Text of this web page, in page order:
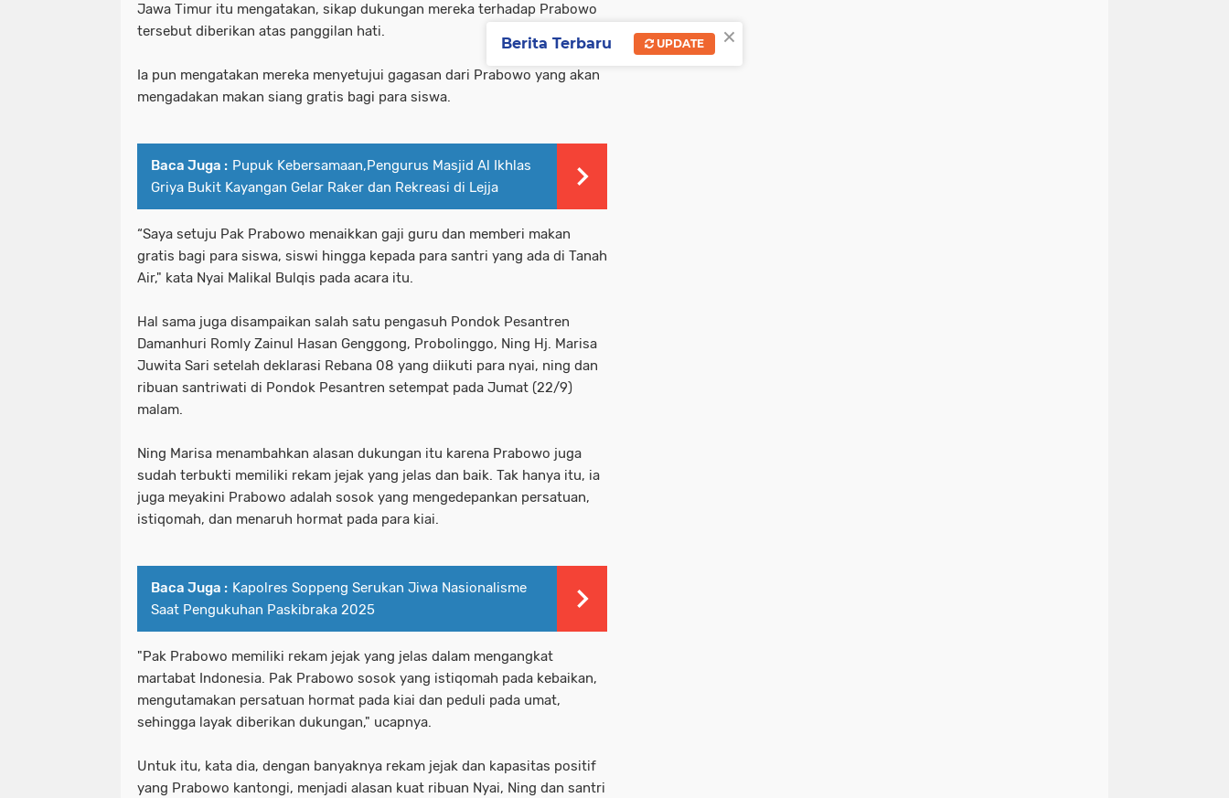
Jawa Timur itu mengatakan, sikap dukungan mereka terhadap Prabowo
tersebut diberikan atas panggilan hati.
Ia pun mengatakan mereka menyetujui gagasan dari Prabowo yang akan
mengadakan makan siang gratis bagi para siswa.
Baca Juga : Pupuk Kebersamaan,Pengurus Masjid Al Ikhlas
Griya Bukit Kayangan Gelar Raker dan Rekreasi di Lejja
“Saya setuju Pak Prabowo menaikkan gaji guru dan memberi makan
gratis bagi para siswa, siswi hingga kepada para santri yang ada di Tanah
Air," kata Nyai Malikal Bulqis pada acara itu.
Hal sama juga disampaikan salah satu pengasuh Pondok Pesantren
Damanhuri Romly Zainul Hasan Genggong, Probolinggo, Ning Hj. Marisa
Juwita Sari setelah deklarasi Rebana 08 yang diikuti para nyai, ning dan
ribuan santriwati di Pondok Pesantren setempat pada Jumat (22/9)
malam.
Ning Marisa menambahkan alasan dukungan itu karena Prabowo juga
sudah terbukti memiliki rekam jejak yang jelas dan baik. Tak hanya itu, ia
juga meyakini Prabowo adalah sosok yang mengedepankan persatuan,
istiqomah, dan menaruh hormat pada para kiai.
Baca Juga : Kapolres Soppeng Serukan Jiwa Nasionalisme
Saat Pengukuhan Paskibraka 2025
"Pak Prabowo memiliki rekam jejak yang jelas dalam mengangkat
martabat Indonesia. Pak Prabowo sosok yang istiqomah pada kebaikan,
mengutamakan persatuan hormat pada kiai dan peduli pada umat,
sehingga layak diberikan dukungan," ucapnya.
Untuk itu, kata dia, dengan banyaknya rekam jejak dan kapasitas positif
yang Prabowo kantongi, menjadi alasan kuat ribuan Nyai, Ning dan santri
×
Berita Terbaru UPDATE